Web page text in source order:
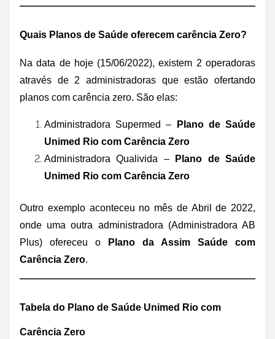
Quais Planos de Saúde oferecem carência Zero?
Na data de hoje (15/06/2022), existem 2 operadoras
através de 2 administradoras que estão ofertando
planos com carência zero. São elas:
Administradora Supermed –
Plano de Saúde
Unimed Rio com Carência Zero
Administradora Qualivida –
Plano de Saúde
Unimed Rio com Carência Zero
Outro exemplo aconteceu no mês de Abril de 2022,
onde uma outra administradora (Administradora AB
Plus) ofereceu o
Plano da Assim Saúde com
Carência Zero.
Tabela do Plano de Saúde Unimed Rio com
Carência Zero